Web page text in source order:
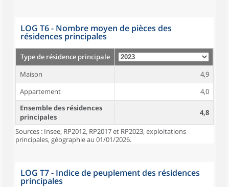
LOG T6 - Nombre moyen de pièces des
résidences principales
Type de résidence principale
Maison
4,9
Appartement
4,0
Ensemble des résidences
principales
4,8
Sources : Insee, RP2012, RP2017 et RP2023, exploitations
principales, géographie au 01/01/2026.
LOG T7 - Indice de peuplement des résidences
principales